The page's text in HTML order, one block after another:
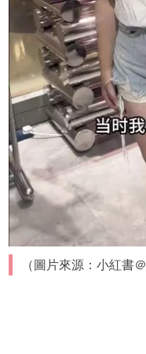
（圖片來源：小紅書